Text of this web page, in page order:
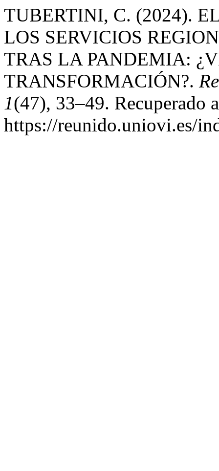
TUBERTINI, C. (2024).
LOS SERVICIOS
TRAS LA PANDEMIA:
TRANSFORMACIÓN?.
1(47), 33–49. Recuperado
https://reunido.uniovi.es/